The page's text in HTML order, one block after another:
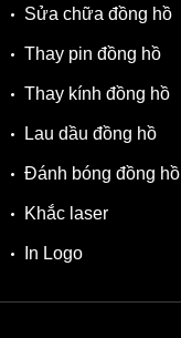
Sửa chữa đồng hồ
Thay pin đồng hồ
Thay kính đồng hồ
Lau dầu đồng hồ
Đánh bóng đồng hồ
Khắc laser
In Logo